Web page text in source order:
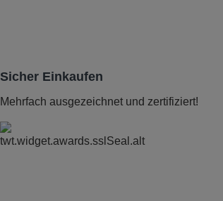
Sicher Einkaufen
Mehrfach ausgezeichnet und zertifiziert!